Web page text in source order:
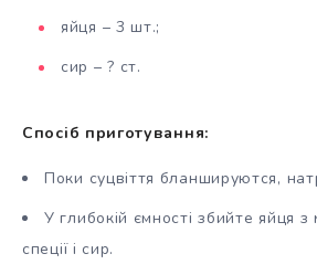
яйця – 3 шт.;
сир – ? ст.
Спосіб приготування:
Поки суцвіття бланшируются,
У глибокій ємності збийте яйця
спеції і сир.